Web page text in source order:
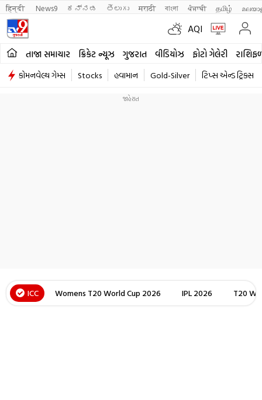
हिन्दी News9 ಕನ್ನಡ తెలుగు मराठी বাংলা ਪੰਜਾਬੀ தமிழ்
AQI
તાજા સમાચાર ક્રિકેટ ન્યૂઝ ગુજરાત વીડિયોઝ ફોટો ગેલેરી
કોમનવેલ્થ ગેમ્સ Stocks હવામાન Gold-Silver ટિપ્સ એન્ડ ટ્રિક્સ
ICC Womens T20 World Cup 2026 IPL 2026 T20